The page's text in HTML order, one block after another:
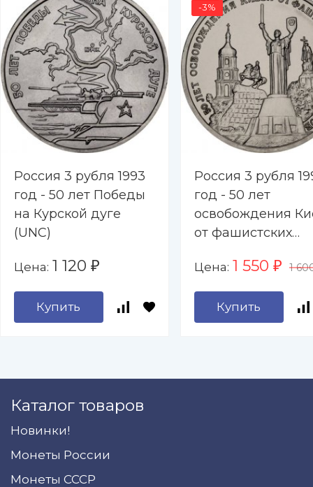
Россия 3 рубля 1993
год - 50 лет Победы
на Курской дуге
(UNC)
Цена: 1 120 ₽
Купить
-3%
Россия 3 рубля
год - 50 лет
освобождения
от фашистских
Цена: 1 550 ₽ 1
Купить
Каталог товаров
Новинки!
Монеты России
Монеты СССР